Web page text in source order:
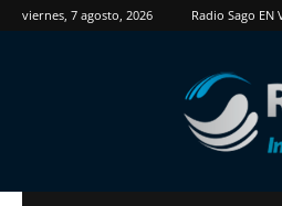
viernes, 7 agosto, 2026 Radio Sago EN
RadioSago